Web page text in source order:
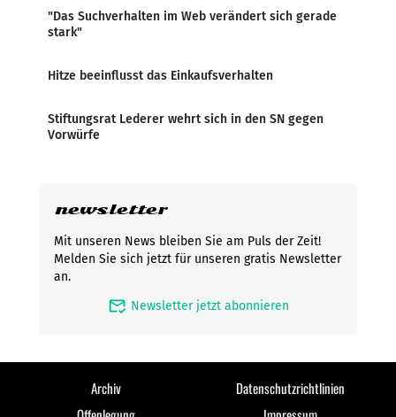
"Das Suchverhalten im Web verändert sich gerade
stark"
Hitze beeinflusst das Einkaufsverhalten
Stiftungsrat Lederer wehrt sich in den SN gegen
Vorwürfe
newsletter
Mit unseren News bleiben Sie am Puls der Zeit!
Melden Sie sich jetzt für unseren gratis Newsletter
an.
mark_email_read Newsletter jetzt abonnieren
Archiv
Datenschutzrichtlinien